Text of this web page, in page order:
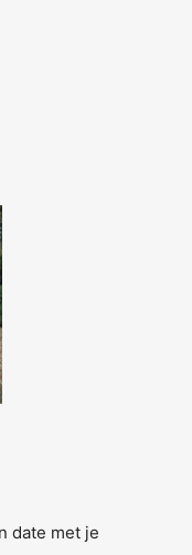
date met je